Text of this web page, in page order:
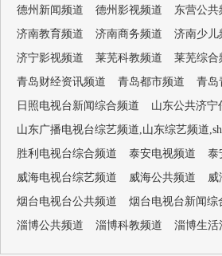
德州新闻频道
德州影视频道 东营公共
济南教育频道
济南商务频道 济南少儿
济宁影视频道
莱芜科教频道 莱芜综合
青岛财经资讯频道
青岛都市频道 青岛
日照电视台新闻综合频道
山东公共济宁
山东广播电视台综艺频道,山东综艺频道
胜利电视台综合频道
泰安电视频道
泰
威海电视台综艺频道
威海公共频道 威
烟台电视台公共频道
烟台电视台新闻综
淄博公共频道
淄博科教频道 淄博生活